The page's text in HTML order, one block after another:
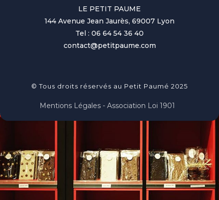
LE PETIT PAUME
144 Avenue Jean Jaurès, 69007 Lyon
Tel : 06 64 54 36 40
contact@petitpaume.com
© Tous droits réservés au Petit Paumé 2025
Mentions Légales - Association Loi 1901